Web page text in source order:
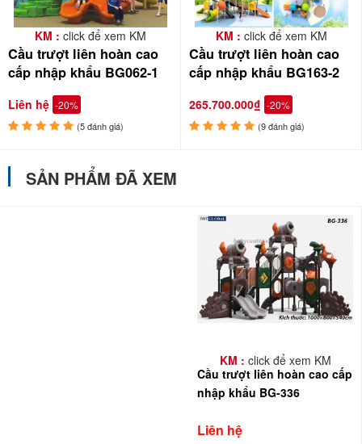
KM : click để xem KM
Cầu trượt liên hoàn cao
cấp nhập khẩu BG062-1
Liên hệ -20%
(5 đánh giá)
KM : click để xem KM
Cầu trượt liên hoàn cao
cấp nhập khẩu BG163-2
265.700.000₫ -20%
(9 đánh giá)
SẢN PHẨM ĐÃ XEM
KM : click để xem KM
Cầu trượt liên hoàn cao cấp
nhập khẩu BG-336
Liên hệ